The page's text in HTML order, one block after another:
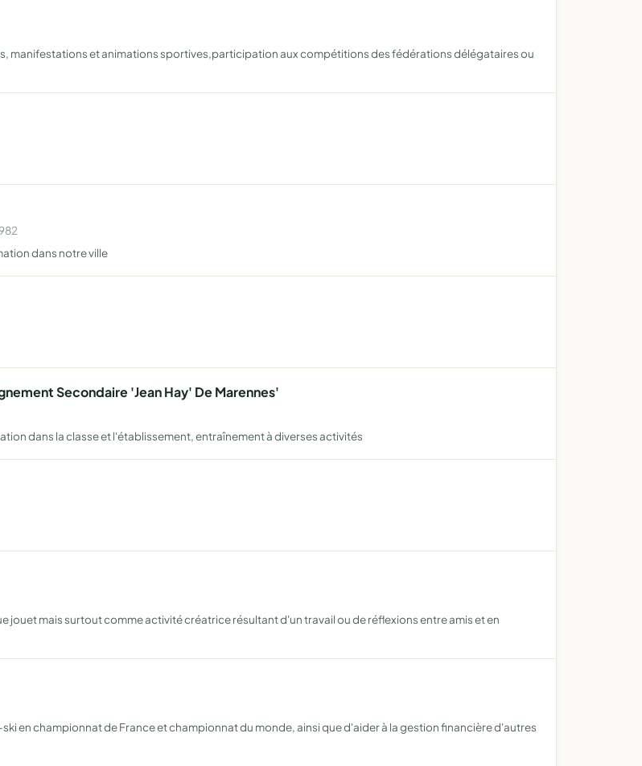
manifestations et animations sportives,participation aux compétitions des fédérations délégataires ou
dans notre ville
Secondaire 'Jean Hay' De Marennes'
dans la classe et l'établissement, entraînement à diverses activités
jouet mais surtout comme activité créatrice résultant d'un travail ou de réflexions entre amis et en
en championnat de France et championnat du monde, ainsi que d'aider à la gestion financière d'autres